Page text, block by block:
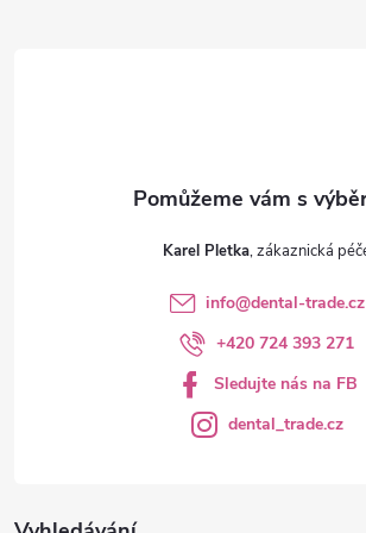
Karel Pletka
info@dental-trade.cz
+420 724 393 271
Sledujte nás na FB
dental_trade.cz